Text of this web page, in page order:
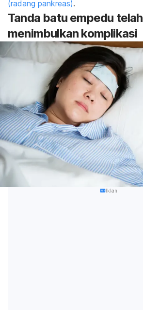
(radang pankreas).
Tanda batu empedu telah
menimbulkan komplikasi
Iklan